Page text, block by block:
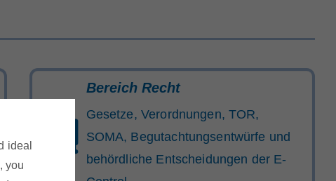
ideal
you
Bereich Recht
Gesetze, Verordnungen, TOR,
SOMA, Begutachtungsentwürfe und
behördliche Entscheidungen der E-